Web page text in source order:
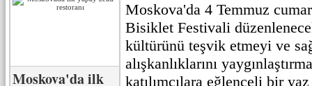
Moskova'da ilk
Moskova'da 4 Temmuz
Bisiklet Festivali
kültürünü teşvik etmeyi ve
alışkanlıklarını
katılımcılara eğlenceli bir yaz